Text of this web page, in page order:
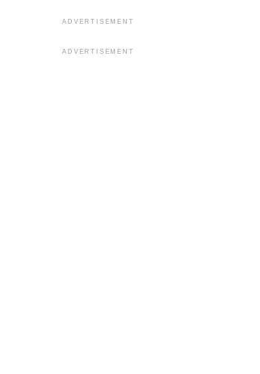
ADVERTISEMENT
ADVERTISEMENT